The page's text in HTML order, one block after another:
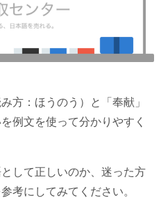
方：ほうのう）と「奉献」
例文を使って分かりやすく
して正しいのか、迷った方
考にしてみてください。